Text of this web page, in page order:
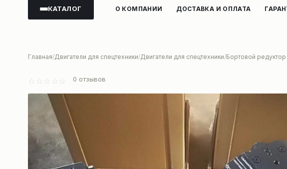
КАТАЛОГ О КОМПАНИИ ДОСТАВКА И ОПЛАТА
Главная Двигатели для спецтехники Двигатели для спецтехники Бортовой
0 отзывов